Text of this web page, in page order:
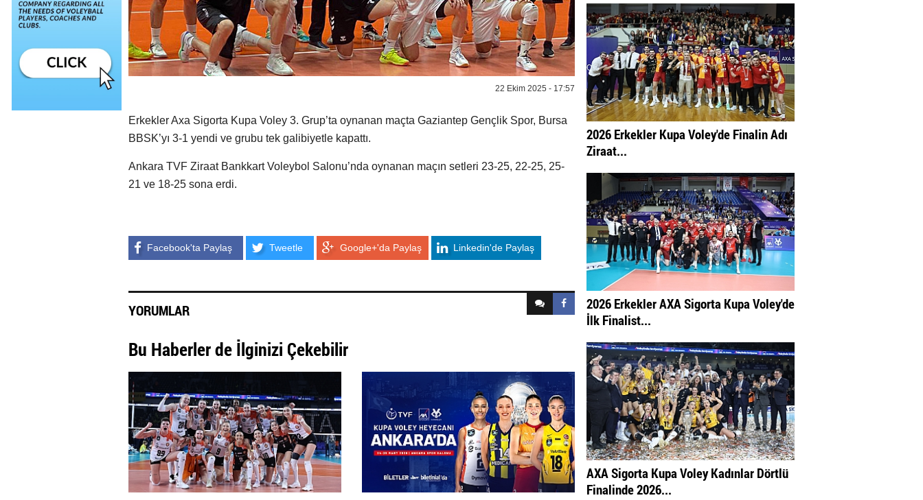
22 Ekim 2025 - 17:57
Erkekler Axa Sigorta Kupa Voley 3. Grup’ta oynanan maçta Gaziantep Gençlik Spor, Bursa
BBSK’yı 3-1 yendi ve grubu tek galibiyetle kapattı.
Ankara TVF Ziraat Bankkart Voleybol Salonu’nda oynanan maçın setleri 23-25, 22-25, 25-
21 ve 18-25 sona erdi.
Facebook'ta Paylaş Tweetle Google+'da Paylaş Linkedin'de Paylaş
YORUMLAR
Bu Haberler de İlginizi Çekebilir
2026 Erkekler Kupa Voley'de Finalin Adı
Ziraat...
2026 Erkekler AXA Sigorta Kupa Voley'de
İlk Finalist...
AXA Sigorta Kupa Voley Kadınlar Dörtlü
Finalinde 2026...